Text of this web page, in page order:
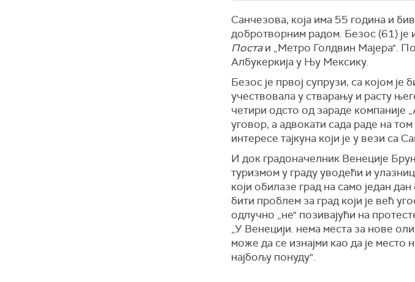
Санчезова, која има 55 година и
добротворним радом. Безос (61) је
Постаи „Метро Голдвин Мајера".
Албукеркија у Њу Мексику.
Безос је првој супрузи, са којом је
учествовала у стварању и расту
четири одсто од зараде компаније
уговор, а адвокати сада раде на
интересе тајкуна који је у вези са
И док градоначелник Венеције
туризмом у граду уводећи и
који обилазе град на само један
бити проблем за град који је већ
одлучно „не" позивајући на
„У Венецији. нема места за нове
може да се изнајми као да је место
најбољу понуду".